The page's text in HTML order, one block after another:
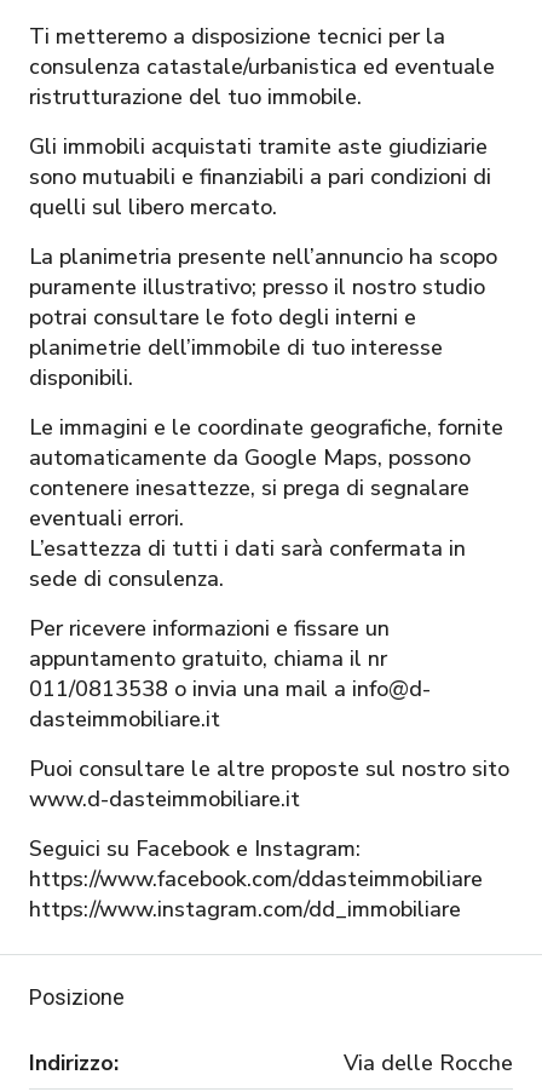
Ti metteremo a disposizione tecnici per la
consulenza catastale/urbanistica ed eventuale
ristrutturazione del tuo immobile.
Gli immobili acquistati tramite aste giudiziarie
sono mutuabili e finanziabili a pari condizioni di
quelli sul libero mercato.
La planimetria presente nell’annuncio ha scopo
puramente illustrativo; presso il nostro studio
potrai consultare le foto degli interni e
planimetrie dell’immobile di tuo interesse
disponibili.
Le immagini e le coordinate geografiche, fornite
automaticamente da Google Maps, possono
contenere inesattezze, si prega di segnalare
eventuali errori.
L’esattezza di tutti i dati sarà confermata in
sede di consulenza.
Per ricevere informazioni e fissare un
appuntamento gratuito, chiama il nr
011/0813538 o invia una mail a info@d-
dasteimmobiliare.it
Puoi consultare le altre proposte sul nostro sito
www.d-dasteimmobiliare.it
Seguici su Facebook e Instagram:
https://www.facebook.com/ddasteimmobiliare
https://www.instagram.com/dd_immobiliare
Posizione
Indirizzo:
Via delle Rocche